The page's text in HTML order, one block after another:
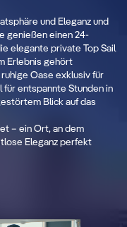
und Eleganz und
genießen einen 24-
elegante private Top Sail
Erlebnis gehört
Oase exklusiv für
für entspannte Stunden in
Blick auf das
– ein Ort, an dem
Eleganz perfekt
Ein